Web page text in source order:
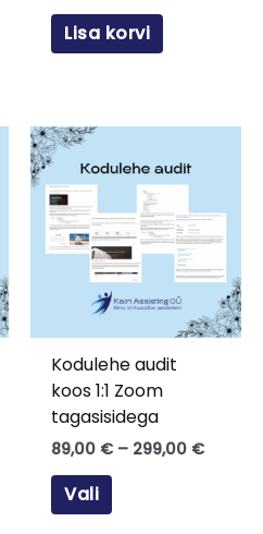
Lisa korvi
Kodulehe audit
koos 1:1 Zoom
tagasisidega
89,00 € – 299,00 €
Vali
tootel
mitu
varianti.
Valikuid
saab